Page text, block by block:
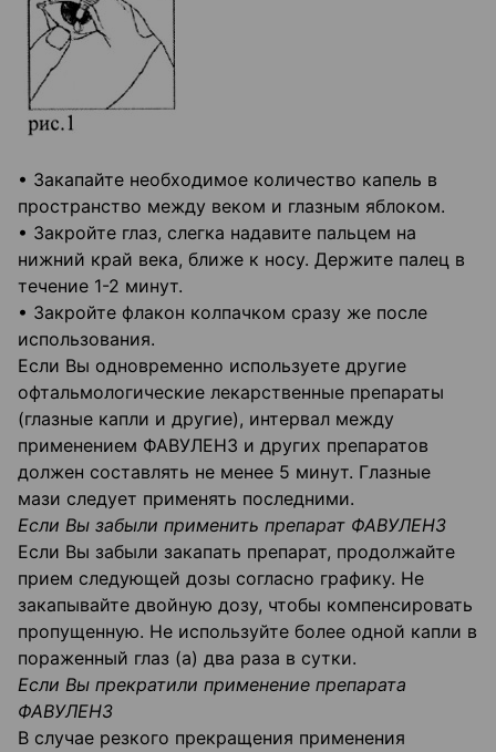
• Закапайте необходимое количество капель в
пространство между веком и глазным яблоком.
• Закройте глаз, слегка надавите пальцем на
нижний край века, ближе к носу. Держите палец в
течение 1-2 минут.
• Закройте флакон колпачком сразу же после
использования.
Если Вы одновременно используете другие
офтальмологические лекарственные препараты
(глазные капли и другие), интервал между
применением ФАВУЛЕНЗ и других препаратов
должен составлять не менее 5 минут. Глазные
мази следует применять последними.
Если Вы забыли применить препарат ФАВУЛЕНЗ
Если Вы забыли закапать препарат, продолжайте
прием следующей дозы согласно графику. Не
закапывайте двойную дозу, чтобы компенсировать
пропущенную. Не используйте более одной капли в
пораженный глаз (а) два раза в сутки.
Если Вы прекратили применение препарата
ФАВУЛЕНЗ
В случае резкого прекращения применения